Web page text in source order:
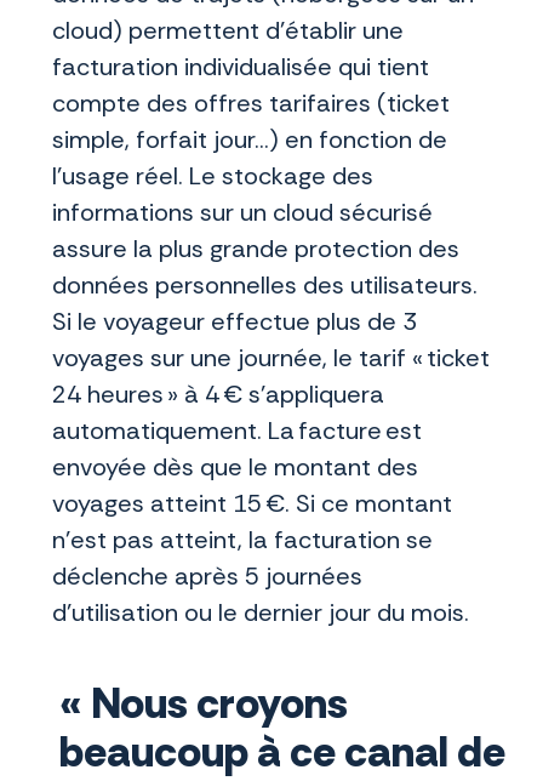
cloud) permettent d’établir une
facturation individualisée qui tient
compte des offres tarifaires (ticket
simple, forfait jour…) en fonction de
l’usage réel. Le stockage des
informations sur un cloud sécurisé
assure la plus grande protection des
données personnelles des utilisateurs.
Si le voyageur effectue plus de 3
voyages sur une journée, le tarif « ticket
24 heures » à 4 € s’appliquera
automatiquement. La facture est
envoyée dès que le montant des
voyages atteint 15 €. Si ce montant
n’est pas atteint, la facturation se
déclenche après 5 journées
d'utilisation ou le dernier jour du mois.
« Nous croyons
beaucoup à ce canal de